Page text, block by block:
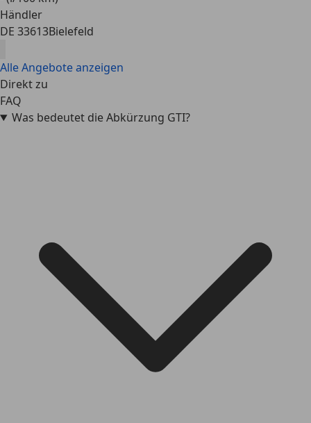
Händler
DE 33613Bielefeld
Alle Angebote anzeigen
Direkt zu
FAQ
Was bedeutet die Abkürzung GTI?